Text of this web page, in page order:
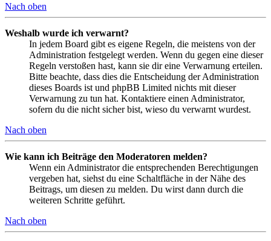
Nach oben
Weshalb wurde ich verwarnt?
In jedem Board gibt es eigene Regeln, die meistens von der
Administration festgelegt werden. Wenn du gegen eine dieser
Regeln verstoßen hast, kann sie dir eine Verwarnung erteilen.
Bitte beachte, dass dies die Entscheidung der Administration
dieses Boards ist und phpBB Limited nichts mit dieser
Verwarnung zu tun hat. Kontaktiere einen Administrator,
sofern du die nicht sicher bist, wieso du verwarnt wurdest.
Nach oben
Wie kann ich Beiträge den Moderatoren melden?
Wenn ein Administrator die entsprechenden Berechtigungen
vergeben hat, siehst du eine Schaltfläche in der Nähe des
Beitrags, um diesen zu melden. Du wirst dann durch die
weiteren Schritte geführt.
Nach oben